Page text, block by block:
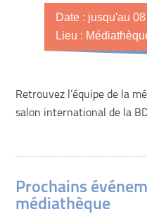
Date : jusqu'au
Lieu :
Retrouvez l’équipe de la
salon international de la
Prochains
médiathèque